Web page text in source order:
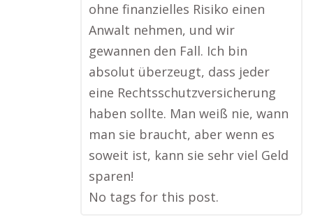
ohne finanzielles Risiko einen
Anwalt nehmen, und wir
gewannen den Fall. Ich bin
absolut überzeugt, dass jeder
eine Rechtsschutzversicherung
haben sollte. Man weiß nie, wann
man sie braucht, aber wenn es
soweit ist, kann sie sehr viel Geld
sparen!
No tags for this post.